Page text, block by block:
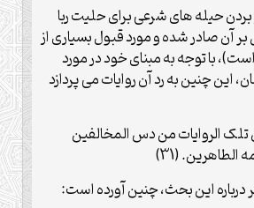
بردن حیله های شرعی برای حلیت ربا
آن صادر شده و مورد قبول بسیاری از
با توجه به مبنای خود در مورد
این چنین به رد آن روایات می پردازد
تلک الروایات من دس المخالفین
(31)
درباره این بحث، چنین آورده است: